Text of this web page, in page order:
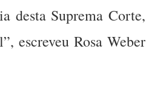
desta Suprema Corte,
escreveu Rosa Weber